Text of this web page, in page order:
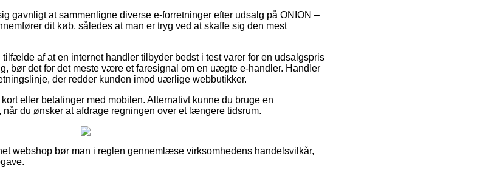
gavnligt at sammenligne diverse e-forretninger efter udsalg på ONION –
dit køb, således at man er tryg ved at skaffe sig den mest
af at en internet handler tilbyder bedst i test varer for en udsalgspris
bør det for det meste være et faresignal om en uægte e-handler. Handler
der redder kunden imod uærlige webbutikker.
eller betalinger med mobilen. Alternativt kunne du bruge en
du ønsker at afdrage regningen over et længere tidsrum.
webshop bør man i reglen gennemlæse virksomhedens handelsvilkår,